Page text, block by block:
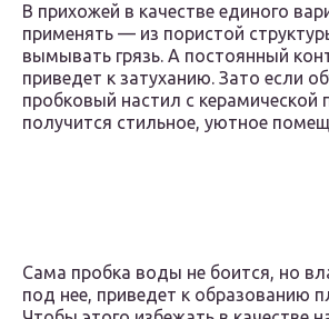
В прихожей в качестве единого
применять — из пористой
вымывать грязь. А постоянный
приведет к затуханию. Зато если
пробковый настил с керамической
получится стильное, уютное
Сама пробка воды не боится, но
под нее, приведет к образованию